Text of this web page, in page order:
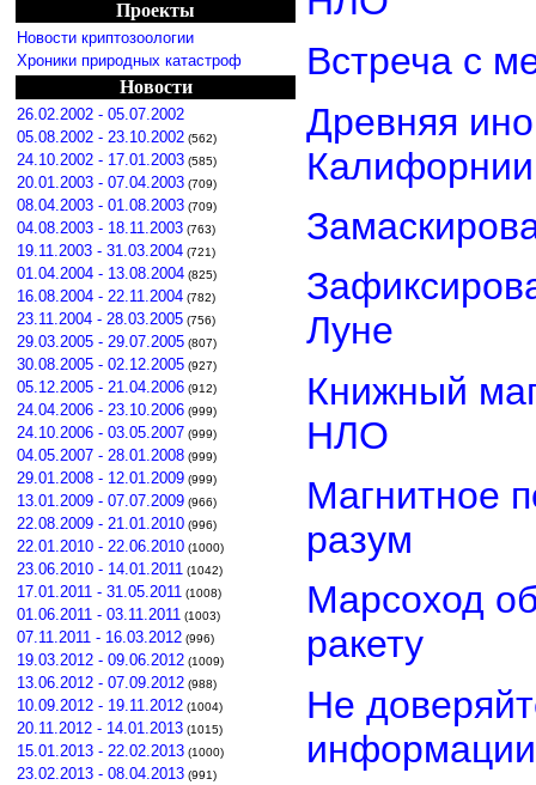
Проекты
Новости криптозоологии
Хроники природных катастроф
Новости
26.02.2002 - 05.07.2002
05.08.2002 - 23.10.2002 (562)
24.10.2002 - 17.01.2003 (585)
20.01.2003 - 07.04.2003 (709)
08.04.2003 - 01.08.2003 (709)
04.08.2003 - 18.11.2003 (763)
19.11.2003 - 31.03.2004 (721)
01.04.2004 - 13.08.2004 (825)
16.08.2004 - 22.11.2004 (782)
23.11.2004 - 28.03.2005 (756)
29.03.2005 - 29.07.2005 (807)
30.08.2005 - 02.12.2005 (927)
05.12.2005 - 21.04.2006 (912)
24.04.2006 - 23.10.2006 (999)
24.10.2006 - 03.05.2007 (999)
04.05.2007 - 28.01.2008 (999)
29.01.2008 - 12.01.2009 (999)
13.01.2009 - 07.07.2009 (966)
22.08.2009 - 21.01.2010 (996)
22.01.2010 - 22.06.2010 (1000)
23.06.2010 - 14.01.2011 (1042)
17.01.2011 - 31.05.2011 (1008)
01.06.2011 - 03.11.2011 (1003)
07.11.2011 - 16.03.2012 (996)
19.03.2012 - 09.06.2012 (1009)
13.06.2012 - 07.09.2012 (988)
10.09.2012 - 19.11.2012 (1004)
20.11.2012 - 14.01.2013 (1015)
15.01.2013 - 22.02.2013 (1000)
23.02.2013 - 08.04.2013 (991)
Встреча с
Древняя
Калифорнии
Луне
Книжный
НЛО
Магнитное
разум
Марсоход
ракету
Не
информации